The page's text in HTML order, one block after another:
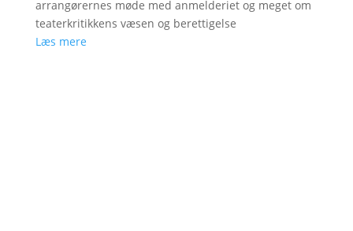
arrangørernes møde med anmelderiet og meget om
teaterkritikkens væsen og berettigelse
Læs mere